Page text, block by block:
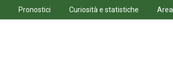
Pronostici Curiosità e statistiche